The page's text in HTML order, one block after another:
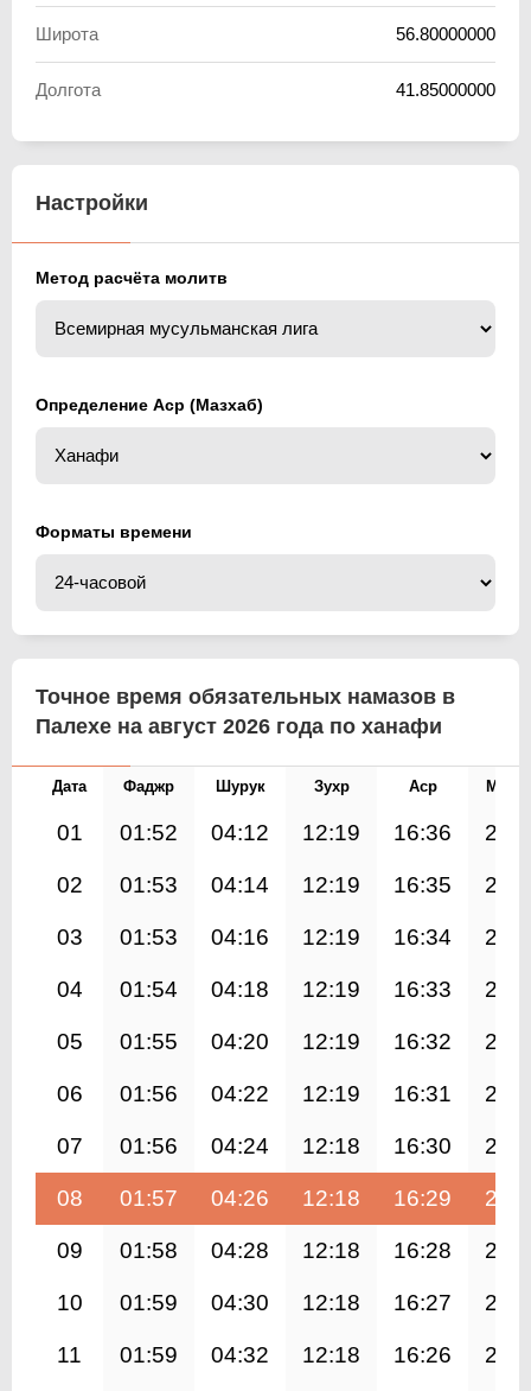
Широта 56.80000000
Долгота 41.85000000
Настройки
Метод расчёта молитв
Определение Аср (Мазхаб)
Форматы времени
Точное время обязательных намазов в
Палехе на август 2026 года по ханафи
Дата Фаджр Шурук Зухр Аср
01 01:52 04:12 12:19 16:36
02 01:53 04:14 12:19 16:35
03 01:53 04:16 12:19 16:34
04 01:54 04:18 12:19 16:33
05 01:55 04:20 12:19 16:32
06 01:56 04:22 12:19 16:31
07 01:56 04:24 12:18 16:30
08 01:57 04:26 12:18 16:29
09 01:58 04:28 12:18 16:28
10 01:59 04:30 12:18 16:27
11 01:59 04:32 12:18 16:26